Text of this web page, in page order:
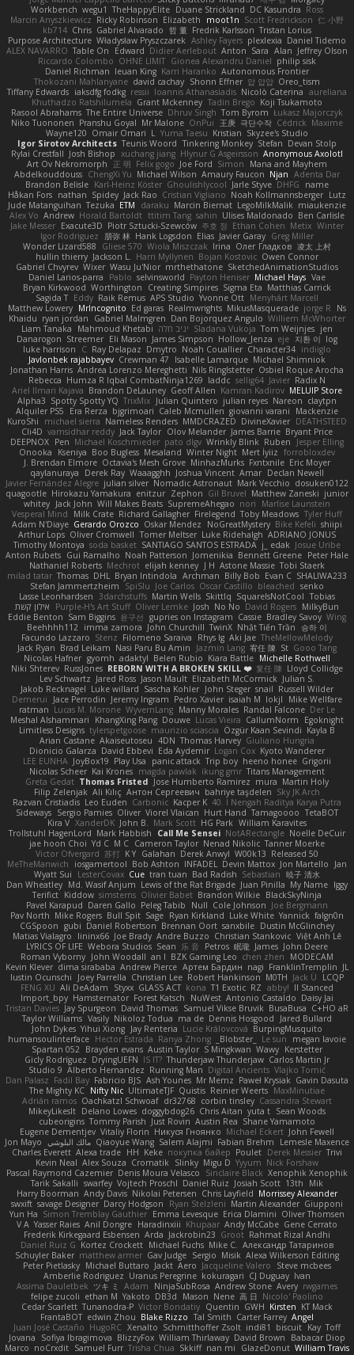
Workbench wegu1 TheHappyElite Duane Strickland DC Kasundra Ross
Marcin Anyszkiewicz Ricky Robinson Elizabeth moot1n Scott Fredrickson 仁 小野
kb714 Chris Gabriel Alvarado 哲 董 Fredrik Karlsson Tristan Lorius
Purpose Architecture Władysław Pryszczarek Ashley Fayers plexlexia Daniel Tidemo
ALEX NAVARRO Table On Edward Didier Aerlebout Anton Sara Alan Jeffrey Olson
Riccardo Colombo OHNE LIMIT Gionea Alexandru Daniel philip sisk
Daniel Richman Ieuan King Karri Haranko Autonomous Frontier
Thokozani Mahlanyane david cachay Shonn Effner 얍 얍얍 Oreo_tism
Tiffany Edwards iaksdfg fodkg ressii Ioannis Athanasiadis Nicolò Caterina aureliana
Khuthadzo Ratshilumela Grant Mckenney Tadin Brego Koji Tsukamoto
Rasool Abrahams The Entire Universe Dhruv Singh Tom Byrom Łukasz Majorczyk
Niko Tuononen Pranshu Goyal Mr Malone OnPui 王庚 극단수작 Cédrick Maxime
Wayne120 Omair Omari L Yuma Taesu Kristian Skyzee's Studio
Igor Sirotov Architects Teunis Woord Tinkering Monkey Stefan Devan Stolp
Rylai Crestfall Josh Bishop xuchang jiang Hlynur G Asgeirsson Anonymous Axolotl
Art Ov Nekromorph
正 明 Felix gogo Joe Ford Simon
Mana and Mayhem
Abdelkouddouss ChengXi Yu Michael Wilson Amaury Faucon Njan Adenta Dar
Brandon Belisle Karl-Heinz Köster Ghoulishlycool Jarle Styve DHFG
name
Håkan Fors nathan Spidey Jack Rao Cristian Vigliano Noah Kollmannsberger Lutz
Jude Matanguihan Tezuka ETM daraku Marcin Biernat LegoMilkMalik miaukenzie
Alex Vo Andrew Horald Bartoldt ttitim Tang sahin Ulises Maldonado Ben Carlisle
Jake Messer Exacute3D Piotr Sztucki-Szewców 주호 정 Ethan Cohen Metix Winter
Igor Rodriguez
朋弥 林 Hank Logsdon Elias Javier Garay Greg Miller
Wonder Lizard588
Gliese 570 Wiola Miszczak Irina Олег Гладков 凌太 上村
hullin thierry Jackson L. Harri Myllynen Bojan Kostovic Owen Connor
Gabriel Chvyrev Wixer Wasu Ju'Nior mrthethatone SketchedAnimationStudios
Daniel Larios-parra
Pablo selvinsworld Payton Heniser Michael Hays Vae
Bryan Kirkwood Worthington Creating Simpires Sigma Eta Matthias Carrick
Sagida T Eddy Raik Remus APS Studio Yvonne Ott Menyhárt Marcell
Matthew Lowery MrIncognito Ed garas Realmwrights MikusMasquerade jorge R
Ns
Khaidu ryan jordan Gabriel Malmgren Dan Bojorquez Angulo Williem McWhorter
Liam Tanaka
Mahmoud Khetabi יניב חלה Sladana Vukoja Tom Weijnjes jen
Danarogon Streemer Eli Mason James Simpson Hollow_Jenza eje 지환 이 log
luke harrison
C Ray Delapaz Dmytro Noah Couallier Character34 indiiglo
Javlonbek rajabbayev Crewman 47 Isabelle Lamarque Michael Shimniok
Jonathan Harris Andrea Lorenzo Mereghetti Nils Ringlstetter Osbiel Roque Arocha
Rebecca Humza R Iqbal CombatNinja1269 laddc sellig64 Javier Radix N
Ariel Ilmari Kajava Brandon DeLauney Geoff Allen Kamran Kadirov MELUIP Store
Alpha3 Spotty Spotty YQ TrixMix Julian Quintero julian reyes Nareon claytpn
Alquiler PS5
Era Rerza bjgrimoari Caleb Mcmullen giovanni varani
Mackenzie
KuroShi
michael sierra Nameless Renders MMDCRAZED DivineXavier DEATHSTEED
Cli4D vamsidhar reddy Jack Taylor Olov Melander James Barrie Bryant Price
DEEPNOX Pen Michael Koschmieder pato dlgv Wrinkly Blink Ruben
Jesper Elling
Onooka
Kseniya Boo Bugless Mesaland Winter Night Mert İyiiz forrobloxdev
J. Brendan Elmore Octavia's Mesh Grove MinhazMurks Fxntxnile Eric Moyer
qaylanuraya
Derek Ray Waaagghh Joshua Vincent Amar Declan Newell
Javier Fernández Alegre julian silver Nomadic Astronaut Mark Vecchio dosuken0122
quagootle Hirokazu Yamakura enitzur Zephon Gil Bruvel Matthew Zaneski junior
whitey Jack John Will Makes Beats SupremeAhegao nori
Marlise Launstein
Vesperal Mind
Milk Crate Richard Gallagher Firelegend Toby Meadows Tyler Huff
Adam N'Diaye Gerardo Orozco Oskar Mendez NoGreatMystery Bike Kefeli shiipi
Arthur Lops Oliver Cromwell Tomer Meltser Luke Ridehalgh ADRIANO JONUS
Timothy Montoya soda basket SANTIAGO SANTOS ESTRADA j_ edak Josue Uribe
Anton Rubets Gui Ramalho Noah Patterson Jomenikia Bennett Greene Peter Hale
Nathaniel Roberts Mechrot elijah kenney J H Astone Massie Tobi Staerk
milad tatar Thomas DHL Bryan Intindola Archman Billy Bob Evan C SHALIWA233
Stefan Jammertzheim
SpiSlu Joe Carlos Oscar Castillo bleached senko
Lasse Leonhardsen 3darchstuffs Martin Wells Skittlq SquareIsNotCool Tobias
אילון קשת
Purple-H's Art Stuff Oliver Lemke Josh No No David Rogers MilkyBun
Eddie Benton Sam Biggins 윤구선 gupries on Instagram Cassie Bradley Savoy Wing
Beehhhh112 imma zamora John Churchill TwinX Nhật Tiến Trần
승하 이
Facundo Lazzaro Stenz Filomeno Saraiva Rhys lg Aki Jae TheMellowMelody
Jack Ryan Brad Leikam Nasi Paru Bu Amin Jazmin Lang 宥任 陳 St Gooo Tang
Nicolas Hafner gyomh adaktyl Belen Rubio Kiara Battle Michelle Rothwell
Niki Shterev RussJones REBORN WITH A BROKEN SKILL ❤️ 复任 陳 Lloyd Collidge
Lev Schwartz Jared Ross Jason Mault Elizabeth McCormick Julian S.
Jakob Recknagel Luke willard Sascha Kohler John Steger snail Russell Wilder
Demerui
Jace Perrodin Jeremy Ingram Pedro Xavier isaiah M lokjl
Mike Wellfare
ratman Lucas M. Morone WyvernLang Manny Morales Randal Falcone Der Le
Meshal Alshammari
KhangXing Pang Douwe Lucas Vieira CallumNorm
Egoknight
Limitless Designs tylerspetgoose maurizio sciascia Özgür Kaan Sevindi Kayla B
Arian Castane Akaiseutoseu 4DN Thomas Harvey Giuliano Hungria
Dionicio Galarza David Ebbevi Eda Aydemir Logan Cox Kyoto Wanderer
LEE EUNHA JoyBox19 Play Usa panic attack Trip boy heeno honee Grigorii
Nicolas Scheer Kai Krones magda pawlak ikung gmr Titans Management
Greta Gedat Thomas Fristed Jose Humberto Ramirez mura Martin Holy
Filip Zelenjak Ali Kılıç Антон Сергеевич bahriye taşdelen Sky JK Arch
Razvan Cristiadis Leo Euden Carbonic Kacper K 40. I Nengah Raditya Karya Putra
Sideways Sergio Pamies Oliver Viorel Vlaican Hurt Hand Tamagoooo TetaBOT
Kira V XanderDK John B. Mark Scott HG Park William Karavites
Trollstuhl HagenLord Mark Habbish Call Me Sensei NotARectangle Noelle DeCuir
jae hoon Choi Yd C M C Cameron Taylor Nenad Nikolic Tanner Moerke
Victor Ofvergard 苏打 K Y Galahan Derek Anwyl W00k13 Released 50
MeTheManwich
iosgamertool Bob Ashton INFADEL Devin Mattox Jon Martello
Jan
Wyatt Sui
LesterCovax Cue tran tuan Bad Radish Sebastian 暁子 清水
Dan Wheatley Md. Wasif Anjum Lewis of the Rat Brigade Juan Pinilla My Name Iggy
Terifict Kiddow simsterns Olivier Babet Brandon Wilkie BlackSkyNinja
Pavel Karapud Daren Gallo Peleg Tabib Null Cole Johnson Joe Bergmann
Pav North Mike Rogers Bull Spit Sage Ryan Kirkland Luke White Yannick falgn0n
CGSpoon gubi Daniel Robertson Brennan Oort sanxbile Dustin McGlinchey
Matias Vialagro
lininx66 Joe Brady Andre Buzzo Christian Stankovic Việt Anh Lê
LYRICS OF LIFE Webora Studios Sean 乐 音 Petros 眠瓏 James John Deere
Roman Vyborny John Woodall an l BZK Gaming Leo chen zhen
MODECAM
Kevin Klever dima sirababa Andrew Pierce Артем Бардин nagi FranklinTremplin JL
Iustin Ocunschi
Joey Parrella Christian Lee Robert Hankinson M0TH Jack Ü
LCQP
FENG XU Ali DeAdam Styxx GLASS ACT kona T1 Exotic RZ abby! ll Stanced
Import_bpy Hamsternator Forest Katsch NuWest Antonio Castaldo Daisy Jai
Tristan Davies Jay Spurgeon David Thomas Samuel Vikse Bruvik BusaBusa C+HO aR
Taylor Williams Vasily Nikoloz Todua ma de Dennis Hosgood
Jared Bullard
John Dykes Yihui Xiong Jay Renteria Lucie Královcová BurpingMusquito
humansoulinterface Hector Estrada Ranya Zhong _Blobster_ Le sun
megan lavoie
Spartan 052 Brayden evans Austin Taylor S Mingkwan Wawy Kerstetter
Gicly Rodríguez DryingUEFN IS IT? Thunderjaw Thunderjaw Carlos Martin Jr
Studio 9 Alberto Hernandez Running Man Digital Ancients Vlajko Tomić
Dan Palasz Fadil Bay Fabricio BJS Ash Younes Mr Memz Paweł Krysiak Gavin Dasuta
The Mighty KC Nifty Nic UltimateTJF Quistis Reinier Weerts MaxMinutiae
Adrián ramos Oachkatzl Schwoaf dr32768 corbin tinsley Cassandra Stewart
MikeyLikesIt Delano Lowes doggybdog26 Chris Aitan yuta t Sean Woods
cubeorigins Tommy Parish Just Rovin Austin Rea Shane Yamamoto
Eugene Dementjev Vitaliy Florin Никуся Гноянко Michael Eckert John Fewell
Jon Mayo مالك البلوشي Qiaoyue Wang Salem Alajmi Fabian Brehm
Lemesle Maxence
Charles Everett Alexa trade HH Keke покупка байер Poulet Derek Messier Trivi
Kevin Neal Alex Souza Cromatik Slinky Migu D Yyyum Nick Forshaw
Pascal Raymond Cazemier Denis Moura Velasco Sinclaire Black Xenophik Xenophik
Tarik Sakalli swarfey Vojtech Proschl Daniel Ruiz Josiah Scott 13th
Mik
Harry Boorman Andy Davis Nikolai Petersen Chris Layfield Morrissey Alexander
swxift savage Designer Darcy Hodgson Ryan Stelzleni Martin Alexander Giupponi
Yun Ha Simon Tremblay Gauthier Emma Levesque Erica Dlamini Oliver Thomsen
V A Yasser Raies Anil Dongre Haradinxiii Khupaar Andy McCabe Gene Cerrato
Frederik Kirkegaard Esbensen Arda Jackrobin23 Groot Rahmat Rizal Andhi
Daniel Ruiz G Kortez Crockett Michael Fuchs Mike C. Александр Татаринов
Schuyler Baker matthew armer Gav Judge Sergio Misik Alexa Wilkerson Editing
Peter Pietlasky Michael Buttaro Jackt Aero Jacqueline Valero
Steve mcbees
Amberlie Rodriguez Uranus Peregrine kokuragari CJ Duguay Ivan
Assima Dauletbek ツキ ミ Adam NinjaSubRosa Andrew Stone Avery rwgames
felipe zucoli ethan M Yakoto DB3d Mason Nene 高 日 Nicolo' Paolino
Cedar Scarlett Tunanodra-P Victor Bondatiy Quentin GWH Kirsten KT Mack
FrantaBOT edwin Zhou Blake Rizzo Tal Smith Carter Farrey Angel
Juan José Castaño HugoRC Xenalto Schmitthoffer Zsolt indi81 biscuit Kay Toff
Jovana
Sofiya Ibragimova BlizzyFox William Thirlaway David Brown
Babacar Diop
Marco noCrxdit Samuel Furr Trisha Chua Skkiff nan mi GlazeDonut William Travis